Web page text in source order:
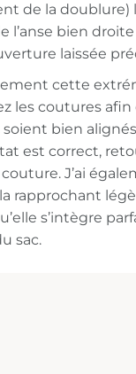
de la doublure)
l’anse bien droite
laissée
cette
les coutures afin
bien
est correct,
J’ai
rapprochant
s’intègre
sac.